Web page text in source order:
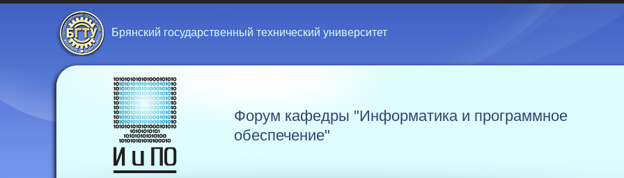
Брянский государственный технический университет
Форум кафедры "Информатика и программное
обеспечение"